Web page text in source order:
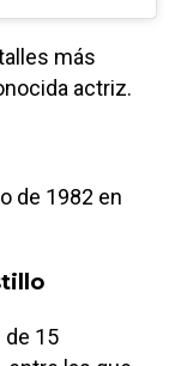
más
actriz.
de 1982 en
de 15